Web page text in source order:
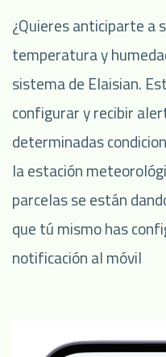
¿Quieres anticiparte a
temperatura y
sistema de Elaisian.
configurar y recibir
determinadas
la estación
parcelas se están
que tú mismo has
notificación al móvil